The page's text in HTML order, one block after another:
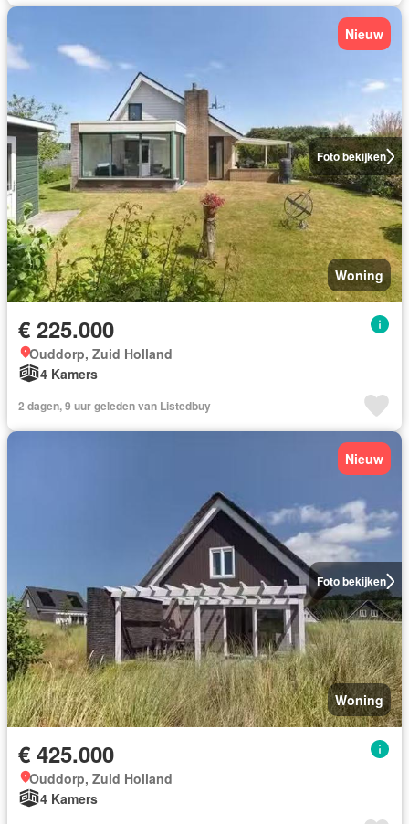
Foto bekijken
Nieuw
Woning
€ 225.000
Ouddorp, Zuid Holland
4 Kamers
2 dagen, 9 uur geleden van Listedbuy
Foto bekijken
Nieuw
Woning
€ 425.000
Ouddorp, Zuid Holland
4 Kamers